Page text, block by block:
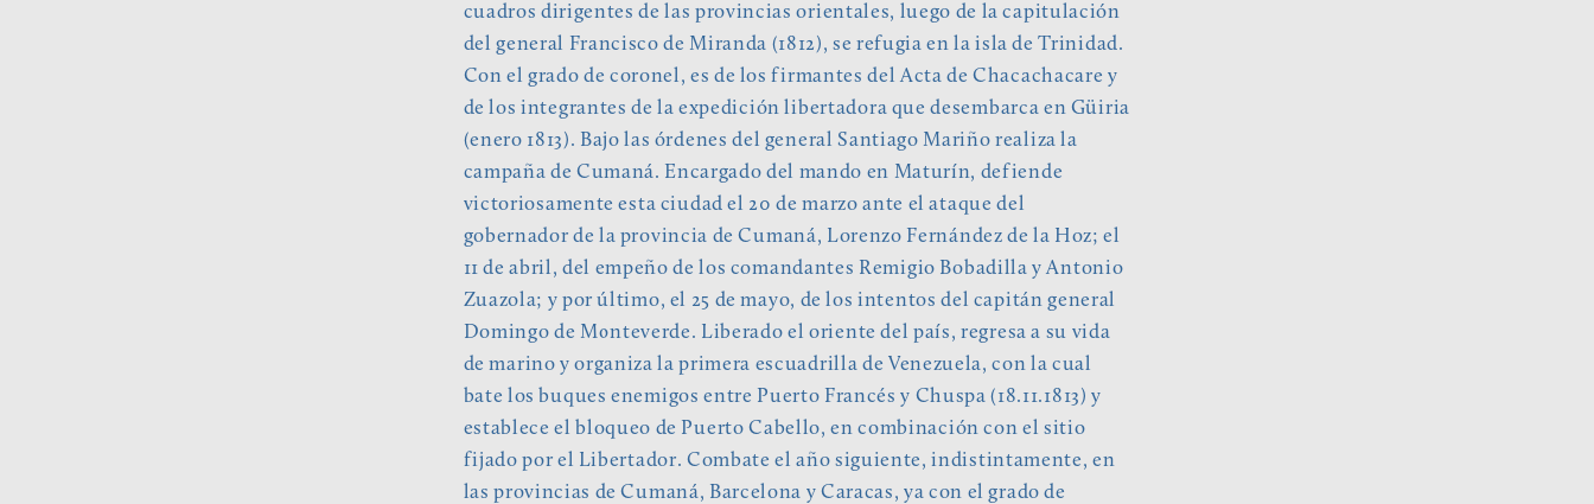
cuadros dirigentes de las provincias orientales, luego de la capitulación
del general Francisco de Miranda (1812), se refugia en la isla de Trinidad.
Con el grado de coronel, es de los firmantes del Acta de Chacachacare y
de los integrantes de la expedición libertadora que desembarca en Güiria
(enero 1813). Bajo las órdenes del general Santiago Mariño realiza la
campaña de Cumaná. Encargado del mando en Maturín, defiende
victoriosamente esta ciudad el 20 de marzo ante el ataque del
gobernador de la provincia de Cumaná, Lorenzo Fernández de la Hoz; el
11 de abril, del empeño de los comandantes Remigio Bobadilla y Antonio
Zuazola; y por último, el 25 de mayo, de los intentos del capitán general
Domingo de Monteverde. Liberado el oriente del país, regresa a su vida
de marino y organiza la primera escuadrilla de Venezuela, con la cual
bate los buques enemigos entre Puerto Francés y Chuspa (18.11.1813) y
establece el bloqueo de Puerto Cabello, en combinación con el sitio
fijado por el Libertador. Combate el año siguiente, indistintamente, en
las provincias de Cumaná, Barcelona y Caracas, ya con el grado de